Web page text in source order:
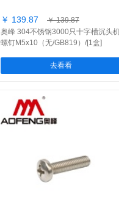
￥ 139.87
￥ 139.87
奥峰 304不锈钢3000只十字槽沉头
螺钉M5x10（无/GB819）/[1盒]
去看看